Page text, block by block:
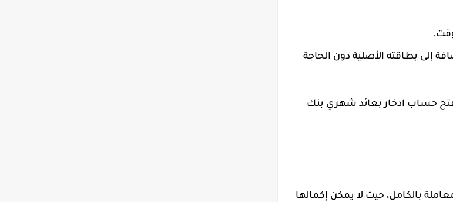
إلى بطاقته الأصلية دون الحاجة
حساب ادخار بعائد شهري بنك
بالكامل، حيث لا يمكن إكمالها